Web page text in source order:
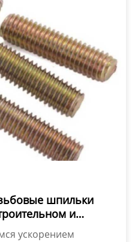
шпильки
и
ускорением